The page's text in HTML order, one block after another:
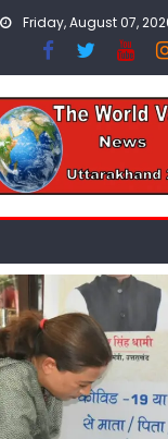
Friday, August 07,